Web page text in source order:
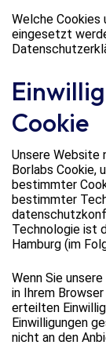
Welche Cookies
eingesetzt
Cookie
Unsere Website
Borlabs Cookie,
bestimmter
bestimmter
Technologie ist
Hamburg (im
Wenn Sie
in Ihrem
erteilten
Einwilligungen
nicht an den